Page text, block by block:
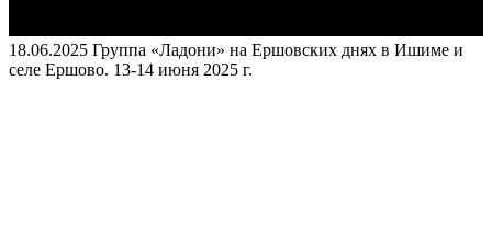
18.06.2025 Группа «Ладони» на Ершовских днях в Ишиме и
селе Ершово. 13-14 июня 2025 г.